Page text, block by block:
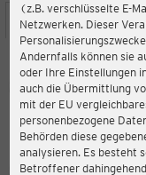
(z.B. verschlüsselte E-
Netzwerken. Dieser
Andernfalls können sie
oder Ihre Einstellungen
auch die Übermittlung
mit der EU
personenbezogene
Behörden diese
analysieren. Es besteht
Betroffener
STANDORT SERVICES
Ernsting's
Langstraat